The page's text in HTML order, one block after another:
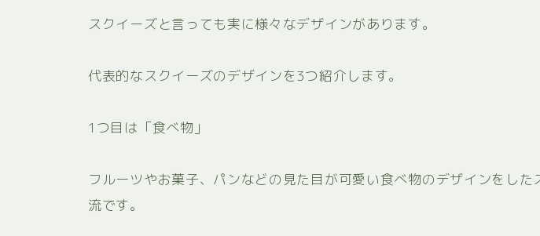
スクイーズと言っても実に様々なデザインがあります。
代表的なスクイーズのデザインを3つ紹介します。
1つ目は「食べ物」
フルーツやお菓子、パンなどの見た目が可愛い食べ物のデザインをした
流です。